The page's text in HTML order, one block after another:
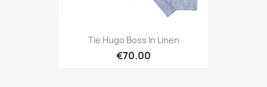
Tie Hugo Boss In Linen
€70.00